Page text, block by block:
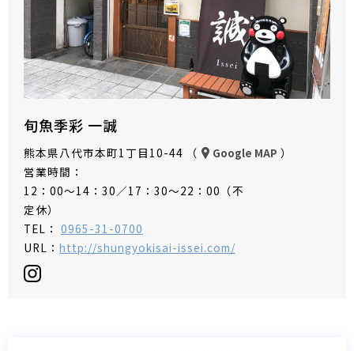
旬魚季彩 一誠
熊本県八代市本町1丁目10-44 （ Google MAP ）
営業時間：
12：00～14：30／17：30～22：00（不
定休）
TEL： 0965-31-0700
URL： http://shungyokisai-issei.com/